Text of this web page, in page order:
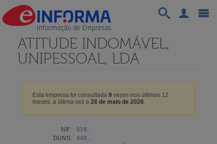
ATITUDE INDOMÁVEL,
UNIPESSOAL, LDA
Esta empresa foi consultada 9 vezes nos últimos 12
meses, a última vez a 28 de maio de 2026.
NIF:
518...
DUNS:
449...